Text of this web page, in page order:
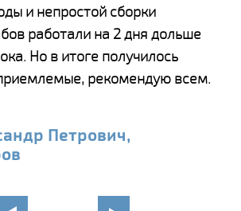
и непростой сборки
работали на 2 дня дольше
Но в итоге получилось
рекомендую всем.
Петрович,